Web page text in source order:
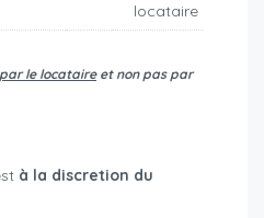
locataire
par le locataireet non pas par
à la discretion du